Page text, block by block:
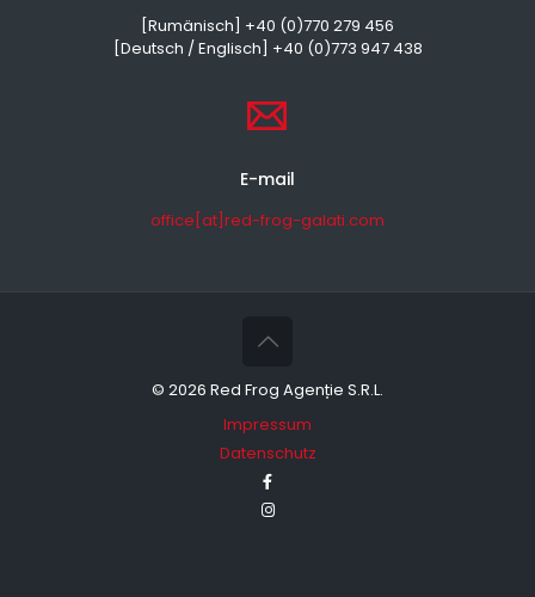
[Rumänisch] +40 (0)770 279 456
[Deutsch / Englisch] +40 (0)773 947 438
E-mail
office[at]red-frog-galati.com
© 2026 Red Frog Agenție S.R.L.
Impressum
Datenschutz